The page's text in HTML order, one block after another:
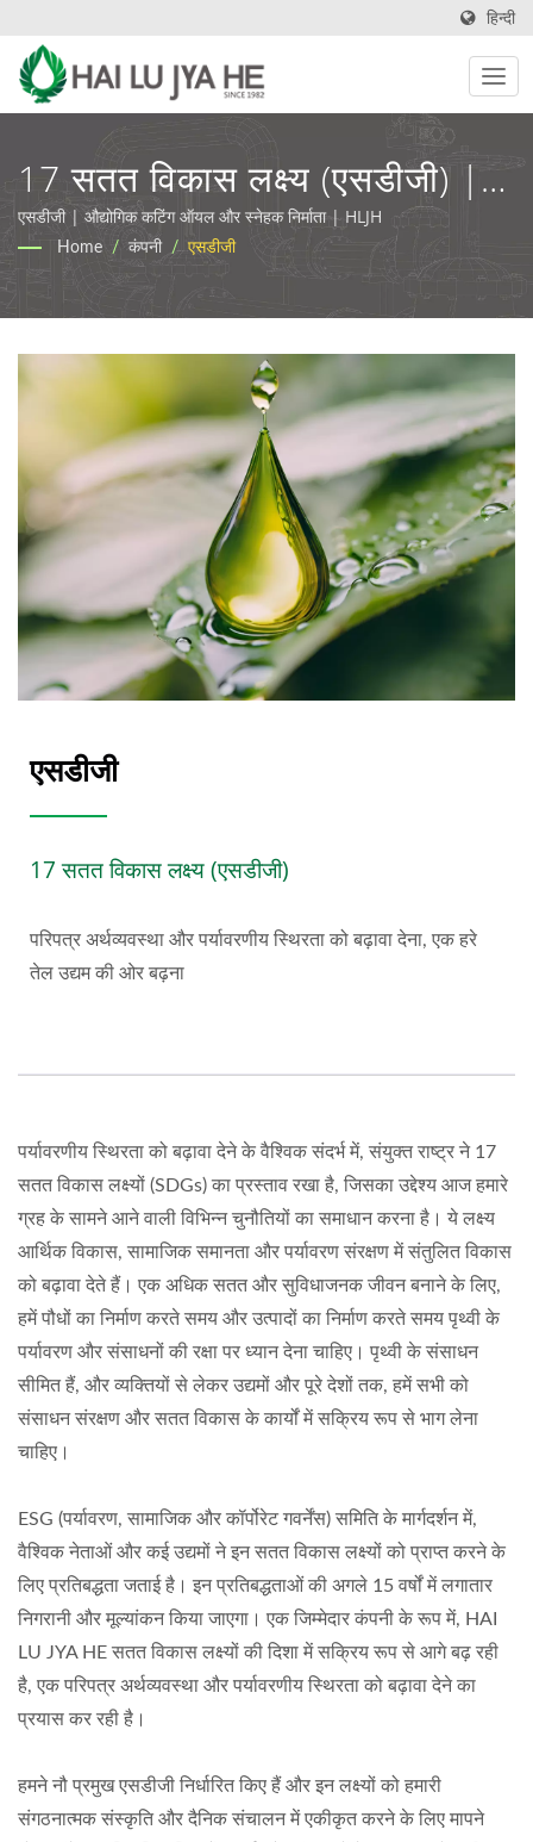
हिन्दी
17 सतत विकास लक्ष्य (एसडीजी) |
पारिस्थितिकी के अनुकूल औद्योगिक
स्नेहक और कटाई के तेल | HLJH
एसडीजी | औद्योगिक कटिंग ऑयल और स्नेहक निर्माता | HLJH
Home / कंपनी / एसडीजी
एसडीजी
17 सतत विकास लक्ष्य (एसडीजी)
परिपत्र अर्थव्यवस्था और पर्यावरणीय स्थिरता को बढ़ावा देना, एक हरे
तेल उद्यम की ओर बढ़ना
पर्यावरणीय स्थिरता को बढ़ावा देने के वैश्विक संदर्भ में, संयुक्त राष्ट्र ने 17
सतत विकास लक्ष्यों (SDGs) का प्रस्ताव रखा है, जिसका उद्देश्य आज हमारे
ग्रह के सामने आने वाली विभिन्न चुनौतियों का समाधान करना है। ये लक्ष्य
आर्थिक विकास, सामाजिक समानता और पर्यावरण संरक्षण में संतुलित विकास
को बढ़ावा देते हैं। एक अधिक सतत और सुविधाजनक जीवन बनाने के लिए,
हमें पौधों का निर्माण करते समय और उत्पादों का निर्माण करते समय पृथ्वी के
पर्यावरण और संसाधनों की रक्षा पर ध्यान देना चाहिए। पृथ्वी के संसाधन
सीमित हैं, और व्यक्तियों से लेकर उद्यमों और पूरे देशों तक, हमें सभी को
संसाधन संरक्षण और सतत विकास के कार्यों में सक्रिय रूप से भाग लेना
चाहिए।
ESG (पर्यावरण, सामाजिक और कॉर्पोरेट गवर्नेंस) समिति के मार्गदर्शन में,
वैश्विक नेताओं और कई उद्यमों ने इन सतत विकास लक्ष्यों को प्राप्त करने के
लिए प्रतिबद्धता जताई है। इन प्रतिबद्धताओं की अगले 15 वर्षों में लगातार
निगरानी और मूल्यांकन किया जाएगा। एक जिम्मेदार कंपनी के रूप में, HAI
LU JYA HE सतत विकास लक्ष्यों की दिशा में सक्रिय रूप से आगे बढ़ रही
है, एक परिपत्र अर्थव्यवस्था और पर्यावरणीय स्थिरता को बढ़ावा देने का
प्रयास कर रही है।
हमने नौ प्रमुख एसडीजी निर्धारित किए हैं और इन लक्ष्यों को हमारी
संगठनात्मक संस्कृति और दैनिक संचालन में एकीकृत करने के लिए मापने